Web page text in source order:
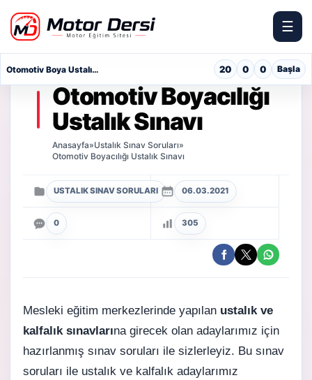
Motor Dersi
☰
Otomotiv Boyacılığı
Ustalık Sınavı
Anasayfa»Ustalık Sınav Soruları»
Otomotiv Boyacılığı Ustalık Sınavı
USTALIK SINAV SORULARI 06.03.2021
0 305
Mesleki eğitim merkezlerinde yapılan ustalık ve
kalfalık sınavlarına girecek olan adaylarımız için
hazırlanmış sınav soruları ile sizlerleyiz. Bu sınav
soruları ile ustalık ve kalfalık adaylarımız
Otomotiv Boya Ustalık Sınavı 20 0 0 Başla